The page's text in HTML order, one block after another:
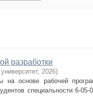
разработки
, 2026)
на основе рабочей
специальности 6-